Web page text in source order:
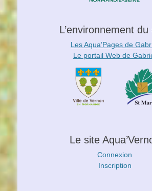
L’environnement du
Les Aqua’Pages de
Le portail Web de
Le site
Connexion
Inscription